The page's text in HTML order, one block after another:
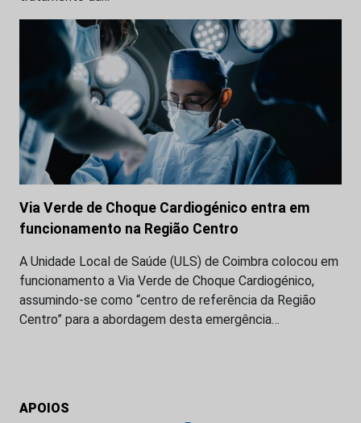
Via Verde de Choque Cardiogénico entra em
funcionamento na Região Centro
A Unidade Local de Saúde (ULS) de Coimbra colocou em
funcionamento a Via Verde de Choque Cardiogénico,
assumindo-se como “centro de referência da Região
Centro” para a abordagem desta emergência…
APOIOS